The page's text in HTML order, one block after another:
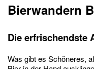
Bierwandern
Die erfrischendste
Was gibt es Schöneres,